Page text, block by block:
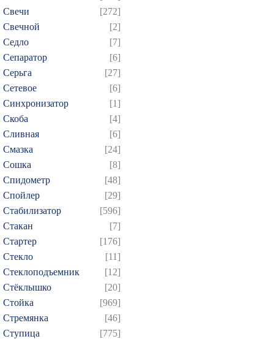
Свечи
[272]
Свечной
[2]
Седло
[7]
Сепаратор
[6]
Серьга
[27]
Сетевое
[6]
Синхронизатор
[1]
Скоба
[4]
Сливная
[6]
Смазка
[24]
Сошка
[8]
Спидометр
[48]
Спойлер
[29]
Стабилизатор
[596]
Стакан
[7]
Стартер
[176]
Стекло
[11]
Стеклоподъемник
[12]
Стёклышко
[20]
Стойка
[969]
Стремянка
[46]
Ступица
[775]